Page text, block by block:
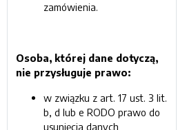
zamówienia.
Osoba, której dane dotyczą,
nie przysługuje prawo:
w związku z art. 17 ust. 3 lit.
b, d lub e RODO prawo do
usunięcia danych